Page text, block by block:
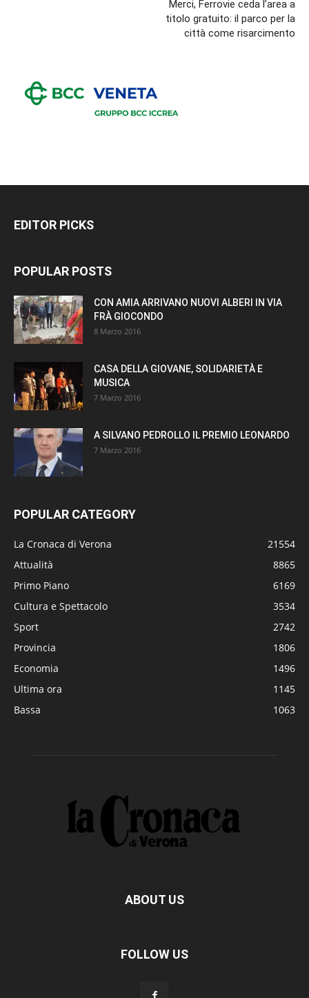
Merci, Ferrovie ceda l’area a
titolo gratuito: il parco per la
città come risarcimento
EDITOR PICKS
POPULAR POSTS
CON AMIA ARRIVANO NUOVI ALBERI IN VIA
FRÀ GIOCONDO
8 Marzo 2016
CASA DELLA GIOVANE, SOLIDARIETÀ E
MUSICA
7 Marzo 2016
A SILVANO PEDROLLO IL PREMIO LEONARDO
7 Marzo 2016
POPULAR CATEGORY
La Cronaca di Verona
21554
Attualità
8865
Primo Piano
6169
Cultura e Spettacolo
3534
Sport
2742
Provincia
1806
Economia
1496
Ultima ora
1145
Bassa
1063
ABOUT US
FOLLOW US